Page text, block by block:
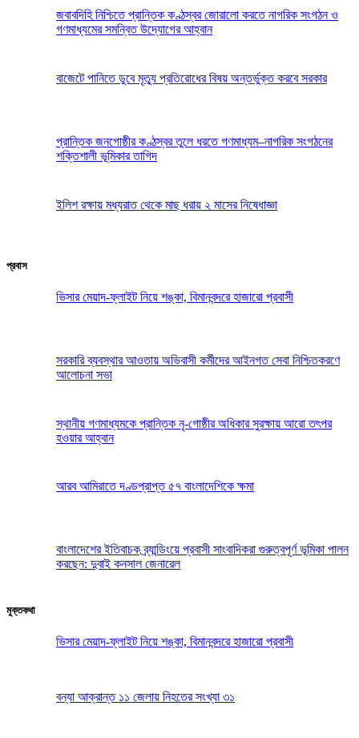
জবাবদিহি নিশ্চিতে প্রান্তিক কণ্ঠস্বর জোরালো করতে নাগরিক সংগঠন ও
গণমাধ্যমের সমন্বিত উদ্যোগের আহ্বান
বাজেটে পানিতে ডুবে মৃত্যু প্রতিরোধের বিষয় অন্তর্ভুক্ত করবে সরকার
প্রান্তিক জনগোষ্ঠীর কণ্ঠস্বর তুলে ধরতে গণমাধ্যম–নাগরিক সংগঠনের
শক্তিশালী ভূমিকার তাগিদ
ইলিশ রক্ষায় মধ্যরাত থেকে মাছ ধরায় ২ মাসের নিষেধাজ্ঞা
প্রবাস
ভিসার মেয়াদ-ফ্লাইট নিয়ে শঙ্কা, বিমানবন্দরে হাজারো প্রবাসী
সরকারি ব্যবস্থার আওতায় অভিবাসী কর্মীদের আইনগত সেবা নিশ্চিতকরণে
আলোচনা সভা
স্থানীয় গণমাধ্যমকে প্রান্তিক নৃ-গোষ্ঠীর অধিকার সুরক্ষায় আরো তৎপর
হওয়ার আহ্বান
আরব আমিরাতে দণ্ডপ্রাপ্ত ৫৭ বাংলাদেশিকে ক্ষমা
বাংলাদেশের ইতিবাচক ব্র্যান্ডিংয়ে প্রবাসী সাংবাদিকরা গুরুত্বপূর্ণ ভূমিকা পালন
করছেন: দুবাই কনসাল জেনারেল
মুক্তকথা
ভিসার মেয়াদ-ফ্লাইট নিয়ে শঙ্কা, বিমানবন্দরে হাজারো প্রবাসী
বন্যা আক্রান্ত ১১ জেলায় নিহতের সংখ্যা ৩১